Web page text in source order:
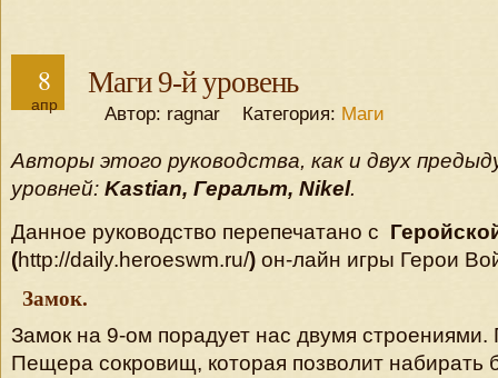
8
апр
Маги 9-й уровень
Автор: ragnar Категория: Маги
Авторы этого руководства, как и двух
уровней: Kastian, Геральт, Nikel.
Данное руководство перепечатано с
(http://daily.heroeswm.ru/) он-лайн игры Герои
Замок.
Замок на 9-ом порадует нас двумя
Пещера сокровищ, которая позволит набирать